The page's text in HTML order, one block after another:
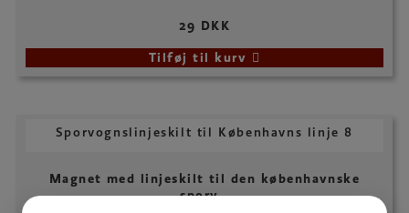
29 DKK
Tilføj til kurv
Sporvognslinjeskilt til Københavns linje 8
Magnet med linjeskilt til den københavnske
sporv..